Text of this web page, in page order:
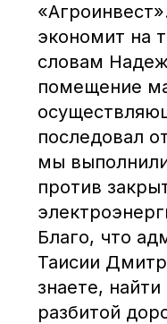
экономит на
словам
помещение
последовал
мы
против
Благо, что
Таисии
знаете,
разбитой